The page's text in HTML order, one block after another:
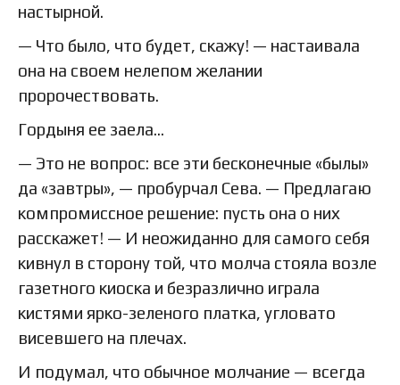
настырной.
— Что было, что будет, скажу! — настаивала
она на своем нелепом желании
пророчествовать.
Гордыня ее заела…
— Это не вопрос: все эти бесконечные «былы»
да «завтры», — пробурчал Сева. — Предлагаю
компромиссное решение: пусть она о них
расскажет! — И неожиданно для самого себя
кивнул в сторону той, что молча стояла возле
газетного киоска и безразлично играла
кистями ярко-зеленого платка, угловато
висевшего на плечах.
И подумал, что обычное молчание — всегда